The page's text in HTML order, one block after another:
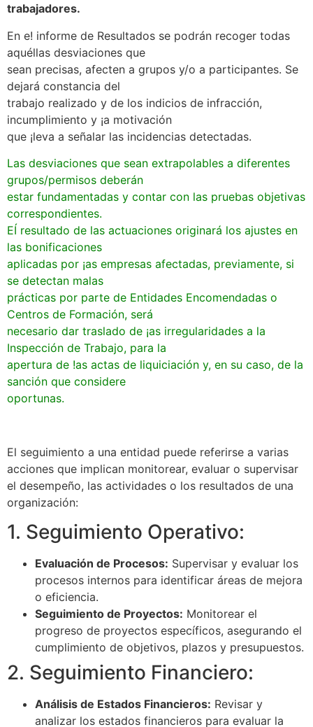
trabajadores.
En e! informe de Resultados se podrán recoger todas
aquéllas desviaciones que
sean precisas, afecten a grupos y/o a participantes. Se
dejará constancia del
trabajo realizado y de los indicios de infracción,
incumplimiento y ¡a motivación
que ¡leva a señalar las incidencias detectadas.
Las desviaciones que sean extrapolables a diferentes
grupos/permisos deberán
estar fundamentadas y contar con las pruebas objetivas
correspondientes.
EÍ resultado de las actuaciones originará los ajustes en
las bonificaciones
aplicadas por ¡as empresas afectadas, previamente, si
se detectan malas
prácticas por parte de Entidades Encomendadas o
Centros de Formación, será
necesario dar traslado de ¡as irregularidades a la
Inspección de Trabajo, para la
apertura de !as actas de liquiciación y, en su caso, de la
sanción que considere
oportunas.
El seguimiento a una entidad puede referirse a varias
acciones que implican monitorear, evaluar o supervisar
el desempeño, las actividades o los resultados de una
organización:
1. Seguimiento Operativo:
Evaluación de Procesos: Supervisar y evaluar los
procesos internos para identificar áreas de mejora
o eficiencia.
Seguimiento de Proyectos: Monitorear el
progreso de proyectos específicos, asegurando el
cumplimiento de objetivos, plazos y presupuestos.
2. Seguimiento Financiero:
Análisis de Estados Financieros: Revisar y
analizar los estados financieros para evaluar la